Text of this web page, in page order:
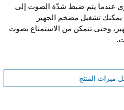
عندما يتم ضبط شدّة الصوت إلى
تشغيل مضخم الجهير
وحتى تتمكن من الاستمتاع بصوت
المنتج